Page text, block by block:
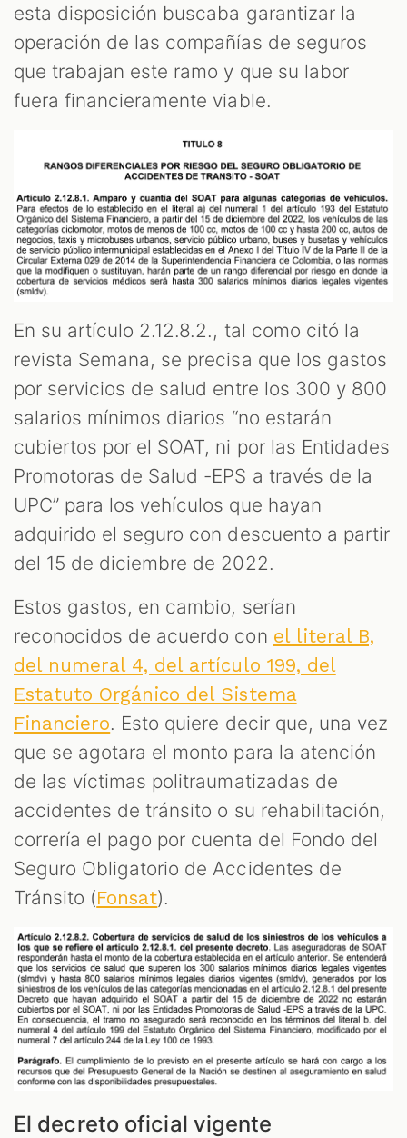
esta disposición buscaba garantizar la
operación de las compañías de seguros
que trabajan este ramo y que su labor
fuera financieramente viable.
En su artículo 2.12.8.2., tal como citó la
revista Semana, se precisa que los gastos
por servicios de salud entre los 300 y 800
salarios mínimos diarios “no estarán
cubiertos por el SOAT, ni por las Entidades
Promotoras de Salud -EPS a través de la
UPC” para los vehículos que hayan
adquirido el seguro con descuento a partir
del 15 de diciembre de 2022.
Estos gastos, en cambio, serían
reconocidos de acuerdo con el literal B,
del numeral 4, del artículo 199, del
Estatuto Orgánico del Sistema
Financiero. Esto quiere decir que, una vez
que se agotara el monto para la atención
de las víctimas politraumatizadas de
accidentes de tránsito o su rehabilitación,
correría el pago por cuenta del Fondo del
Seguro Obligatorio de Accidentes de
Tránsito (Fonsat).
El decreto oficial vigente